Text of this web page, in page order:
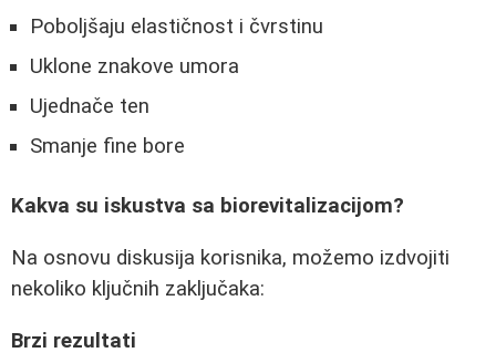
Poboljšaju elastičnost i čvrstinu
Uklone znakove umora
Ujednače ten
Smanje fine bore
Kakva su iskustva sa biorevitalizacijom?
Na osnovu diskusija korisnika, možemo izdvojiti
nekoliko ključnih zaključaka:
Brzi rezultati